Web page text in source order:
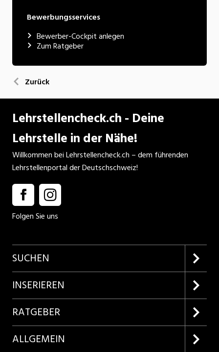
Bewerbungsservices
Bewerber-Cockpit anlegen
Zum Ratgeber
Zurück
Lehrstellencheck.ch - Deine
Lehrstelle in der Nähe!
Willkommen bei Lehrstellencheck.ch – dem führenden
Lehrstellenportal der Deutschschweiz!
Folgen Sie uns
SUCHEN
Firmenprofile entdecken
Lehrstellen suchen
INSERIEREN
Kundenlogin
Inserieren
RATGEBER
Lehrberufe entdecken
ALLGEMEIN